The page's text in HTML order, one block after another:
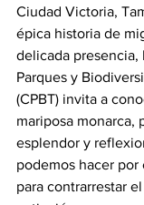
Ciudad Victoria,
épica historia de
delicada presencia,
Parques y
(CPBT) invita a
mariposa monarca,
esplendor y
podemos hacer
para contrarrestar